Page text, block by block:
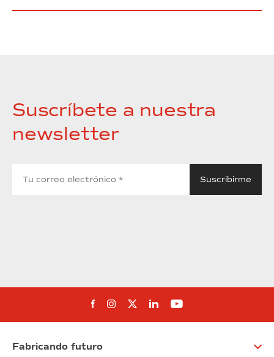
Suscríbete a nuestra
newsletter
Síguenos en Facebook
Síguenos en Instagram
Síguenos en Twitter
Síguenos en Linkedin
Síguenos en
Fabricando futuro